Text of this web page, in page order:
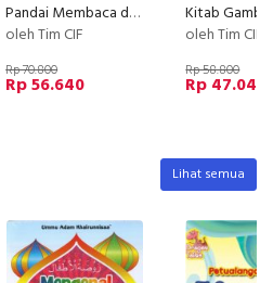
Pandai Membaca dan Menulis (untuk anak 4-6 tahun)
oleh Tim CIF
Rp 70.800
Rp 56.640
oleh Tim CIF
Rp 58.800
Rp 47.040
Lihat semua